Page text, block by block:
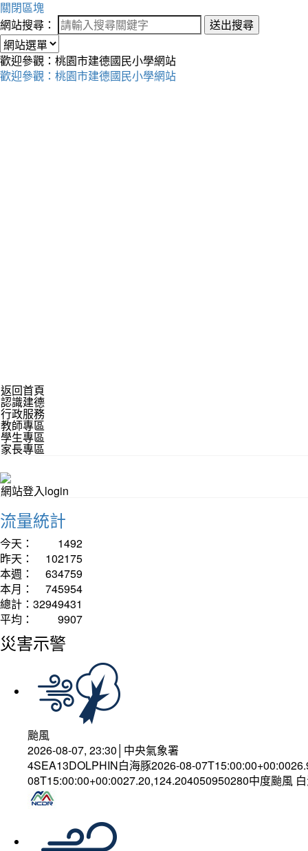
關閉區塊
網站搜尋：
送出搜尋
歡迎參觀：桃園市建德國民小學網站
歡迎參觀：桃園市建德國民小學網站
返回首頁
認識建德
行政服務
教師專區
學生專區
家長專區
網站登入login
流量統計
今天：
1492
昨天：
102175
本週：
634759
本月：
745954
總計： 32949431
平均：
9907
災害示警
颱風
2026-08-07, 23:30│中央氣象署
4SEA13DOLPHIN白海豚2026-08-
08T15:00:00+00:0027.20,124.204050950280中度颱風